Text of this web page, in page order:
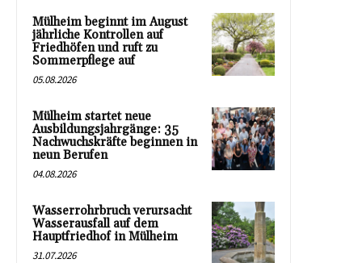
Mülheim beginnt im August
jährliche Kontrollen auf
Friedhöfen und ruft zu
Sommerpflege auf
05.08.2026
Mülheim startet neue
Ausbildungsjahrgänge: 35
Nachwuchskräfte beginnen in
neun Berufen
04.08.2026
Wasserrohrbruch verursacht
Wasserausfall auf dem
Hauptfriedhof in Mülheim
31.07.2026